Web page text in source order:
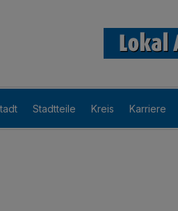
Stadtteile Kreis Karriere